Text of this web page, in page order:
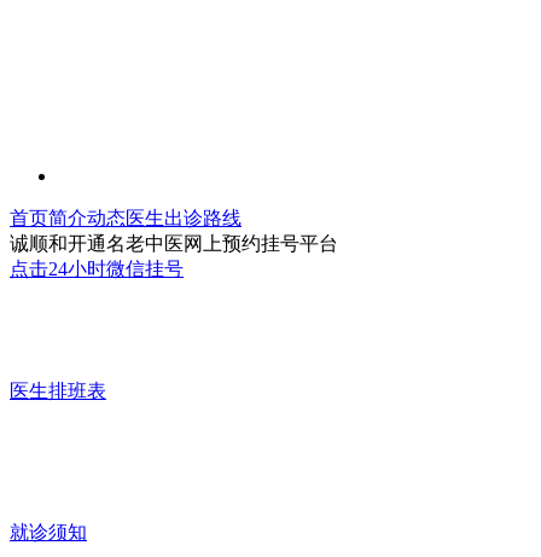
首页简介动态医生出诊路线
诚顺和开通名老中医网上预约挂号平台
点击24小时微信挂号
医生排班表
就诊须知